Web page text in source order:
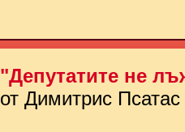
"Депутатите не
от Димитрис Псатас